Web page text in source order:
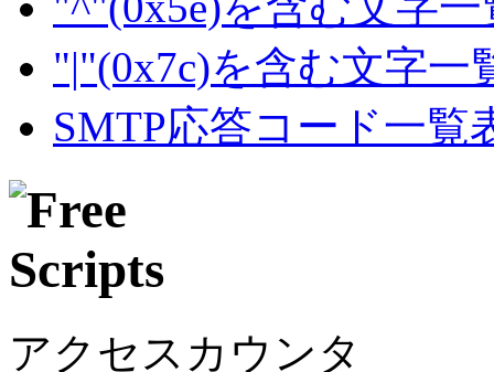
"|"(0x7c)を含む文字一
SMTP応答コード一覧
アクセスカウンタ